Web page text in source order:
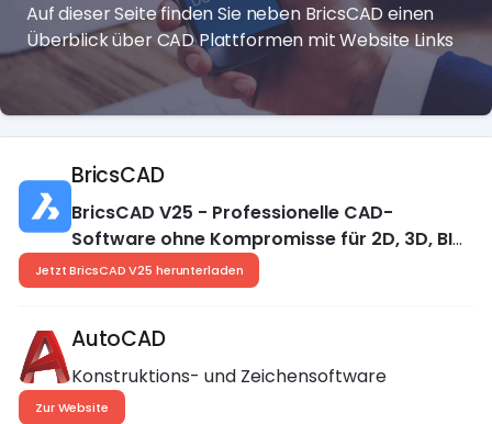
Auf dieser Seite finden Sie neben BricsCAD einen
Überblick über CAD Plattformen mit Website Links
BricsCAD
BricsCAD V25 - Professionelle CAD-
Software ohne Kompromisse für 2D, 3D, BIM
und Mechanical
Jetzt BricsCAD V25 herunterladen
AutoCAD
Konstruktions- und Zeichensoftware
Zur Website